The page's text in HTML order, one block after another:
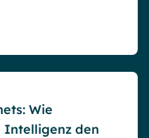
Wie
den